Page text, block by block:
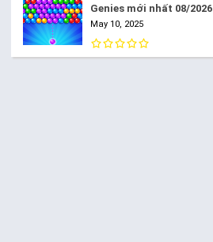
Genies mới nhất 08/2026
May 10, 2025